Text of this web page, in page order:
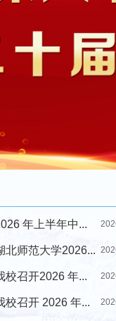
年上半年中...
北师范大学2026...
校召开2026 年...
校召开 2026 年...